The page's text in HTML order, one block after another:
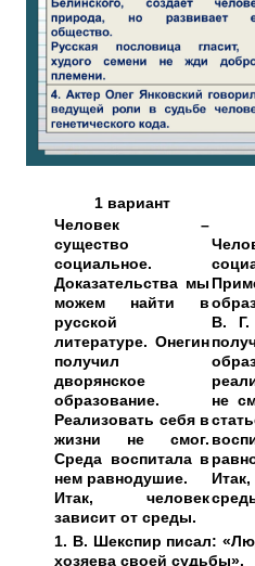
1 вариант
Человек –
существо
социальное.
Доказательства мы
можем найти в
русской
литературе. Онегин
получил
дворянское
образование.
Реализовать себя в
жизни не смог.
Среда воспитала в
нем равнодушие.
Итак, человек
зависит от среды.
В. Г.
не
1. В. Шекспир писал:
хозяева своей судьбы».